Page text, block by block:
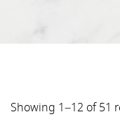
Showing 1–12 of 51